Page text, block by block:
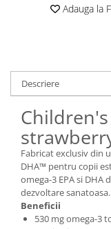
NOW Foods
Adauga la
Descriere
Fabricat exclusiv din
DHA™ pentru copii
omega-3 EPA si DHA
dezvoltare sanatoasa.
Beneficii
530 mg omega-3